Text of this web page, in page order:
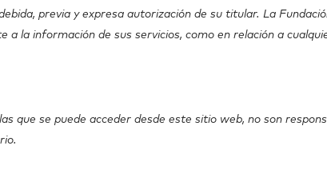
previa y expresa autorización de su titular. La
la información de sus servicios, como en relación a
que se puede acceder desde este sitio web, no son